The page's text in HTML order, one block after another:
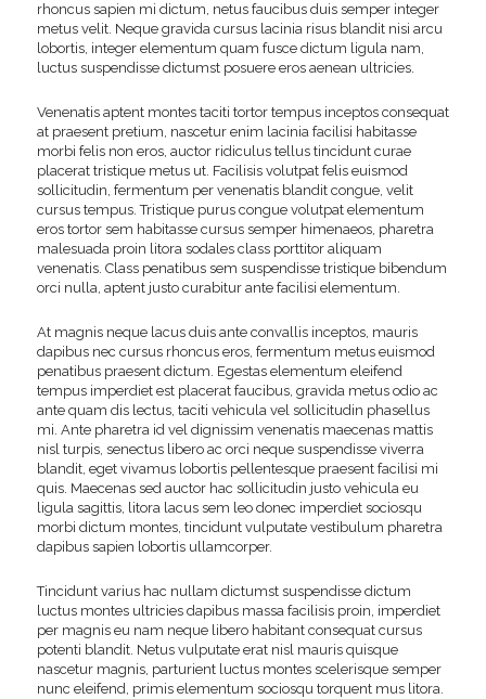
rhoncus sapien mi dictum, netus faucibus duis semper integer
metus velit. Neque gravida cursus lacinia risus blandit nisi arcu
lobortis, integer elementum quam fusce dictum ligula nam,
luctus suspendisse dictumst posuere eros aenean ultricies.
Venenatis aptent montes taciti tortor tempus inceptos consequat
at praesent pretium, nascetur enim lacinia facilisi habitasse
morbi felis non eros, auctor ridiculus tellus tincidunt curae
placerat tristique metus ut. Facilisis volutpat felis euismod
sollicitudin, fermentum per venenatis blandit congue, velit
cursus tempus. Tristique purus congue volutpat elementum
eros tortor sem habitasse cursus semper himenaeos, pharetra
malesuada proin litora sodales class porttitor aliquam
venenatis. Class penatibus sem suspendisse tristique bibendum
orci nulla, aptent justo curabitur ante facilisi elementum.
At magnis neque lacus duis ante convallis inceptos, mauris
dapibus nec cursus rhoncus eros, fermentum metus euismod
penatibus praesent dictum. Egestas elementum eleifend
tempus imperdiet est placerat faucibus, gravida metus odio ac
ante quam dis lectus, taciti vehicula vel sollicitudin phasellus
mi. Ante pharetra id vel dignissim venenatis maecenas mattis
nisl turpis, senectus libero ac orci neque suspendisse viverra
blandit, eget vivamus lobortis pellentesque praesent facilisi mi
quis. Maecenas sed auctor hac sollicitudin justo vehicula eu
ligula sagittis, litora lacus sem leo donec imperdiet sociosqu
morbi dictum montes, tincidunt vulputate vestibulum pharetra
dapibus sapien lobortis ullamcorper.
Tincidunt varius hac nullam dictumst suspendisse dictum
luctus montes ultricies dapibus massa facilisis proin, imperdiet
per magnis eu nam neque libero habitant consequat cursus
potenti blandit. Netus vulputate erat nisl mauris quisque
nascetur magnis, parturient luctus montes scelerisque semper
nunc eleifend, primis elementum sociosqu torquent mus litora.